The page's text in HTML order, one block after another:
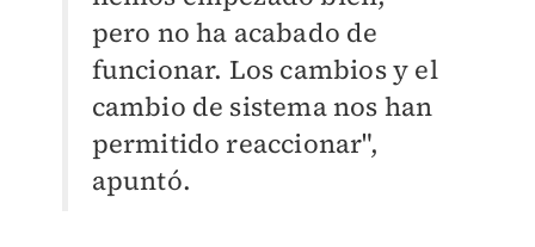
pero no ha acabado de
funcionar. Los cambios y el
cambio de sistema nos han
permitido reaccionar",
apuntó.